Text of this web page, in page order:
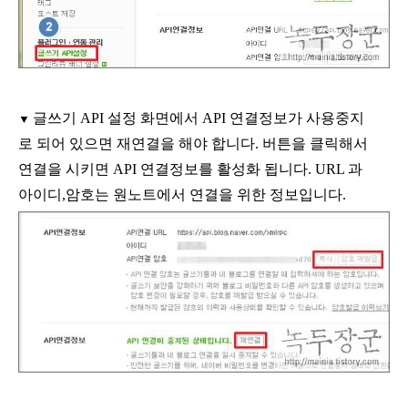
▼ 글쓰기 API 설정 화면에서 API 연결정보가 사용중지
로 되어 있으면 재연결을 해야 합니다. 버튼을 클릭해서
연결을 시키면 API 연결정보를 활성화 됩니다. URL 과
아이디 ,암호는 원노트에서 연결을 위한 정보입니다.